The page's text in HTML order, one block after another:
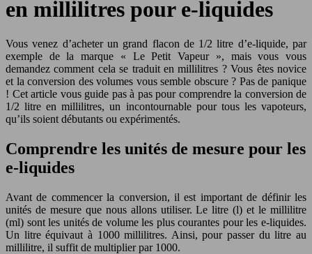
en millilitres pour e-liquides
Vous venez d’acheter un grand flacon de 1/2 litre d’e-liquide, par
exemple de la marque « Le Petit Vapeur », mais vous vous
demandez comment cela se traduit en millilitres ? Vous êtes novice
et la conversion des volumes vous semble obscure ? Pas de panique
! Cet article vous guide pas à pas pour comprendre la conversion de
1/2 litre en millilitres, un incontournable pour tous les vapoteurs,
qu’ils soient débutants ou expérimentés.
Comprendre les unités de mesure pour les
e-liquides
Avant de commencer la conversion, il est important de définir les
unités de mesure que nous allons utiliser. Le litre (l) et le millilitre
(ml) sont les unités de volume les plus courantes pour les e-liquides.
Un litre équivaut à 1000 millilitres. Ainsi, pour passer du litre au
millilitre, il suffit de multiplier par 1000.